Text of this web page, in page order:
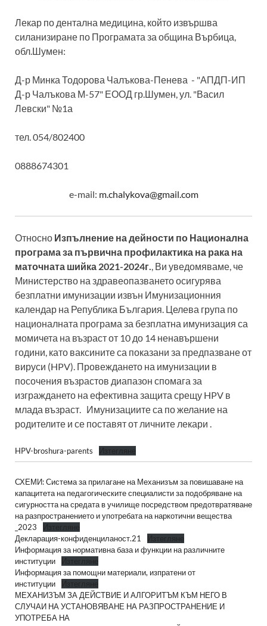
Лекар по дентална медицина, който извършва
силанизиране по Програмата за община Върбица,
обл.Шумен:
Д-р Минка Тодорова Чалъкова-Пенева - "АПДП-ИП
Д-р Чалъкова М-57" ЕООД гр.Шумен, ул. "Васил
Левски" №1а
тел. 054/802400
0888674301
e-mail: m.chalykova@gmail.com
Относно Изпълнение на дейности по Национална
програма за първична профилактика на рака на
маточната шийка 2021-2024г. , Ви уведомяваме, че
Министерство на здравеопазването осигурява
безплатни имунизации извън Имунизационния
календар на Република България. Целева група по
националната програма за безплатна имунизация са
момичета на възраст от 10 до 14 ненавършени
години, като ваксините са показани за предпазване от
вируси (HPV). Провеждането на имунизации в
посочения възрастов диапазон спомага за
изграждането на ефективна защита срещу HPV в
млада възраст. Имунизациите са по желание на
родителите и се поставят от личните лекари .
HPV-broshura-parents Изтегляне
СХЕМИ: Система за прилагане на Механизъм за повишаване на
капацитета на педагогическите специалисти за подобряване на
сигурността на средата в училище посредством предотвратяване
на разпространението и употребата на наркотични вещества
_2023
Изтегляне
Декларация-конфиденциланост.21
Изтегляне
Информация за нормативна база и функции на различните
институции
Изтегляне
Информация за помощни материали, изпратени от
институции
Изтегляне
МЕХАНИЗЪМ ЗА ДЕЙСТВИЕ И АЛГОРИТЪМ КЪМ НЕГО В
СЛУЧАИ НА УСТАНОВЯВАНЕ НА РАЗПРОСТРАНЕНИЕ И
УПОТРЕБА НА